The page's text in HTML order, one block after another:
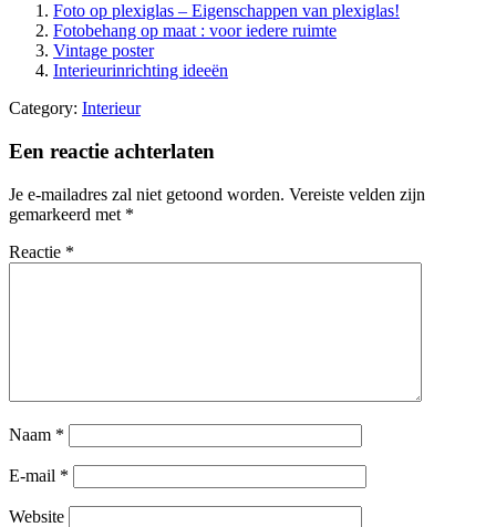
Foto op plexiglas – Eigenschappen van plexiglas!
Fotobehang op maat : voor iedere ruimte
Vintage poster
Interieurinrichting ideeën
Category: Interieur
Een reactie achterlaten
Je e-mailadres zal niet getoond worden. Vereiste velden zijn
gemarkeerd met *
Reactie *
Naam *
E-mail *
Website